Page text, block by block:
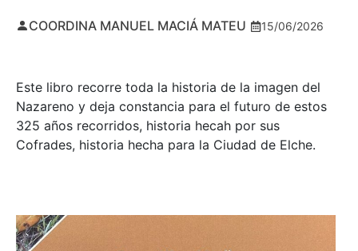
COORDINA MANUEL MACIÁ MATEU 15/06/2026
Este libro recorre toda la historia de la imagen del
Nazareno y deja constancia para el futuro de estos
325 años recorridos, historia hecah por sus
Cofrades, historia hecha para la Ciudad de Elche.